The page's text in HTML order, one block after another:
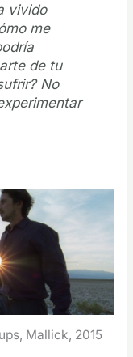
vivido
me
de tu
No
Mallick, 2015